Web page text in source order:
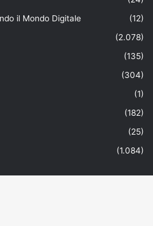
il Mondo Digitale
(12)
(2.078)
(135)
(304)
(1)
(182)
(25)
(1.084)